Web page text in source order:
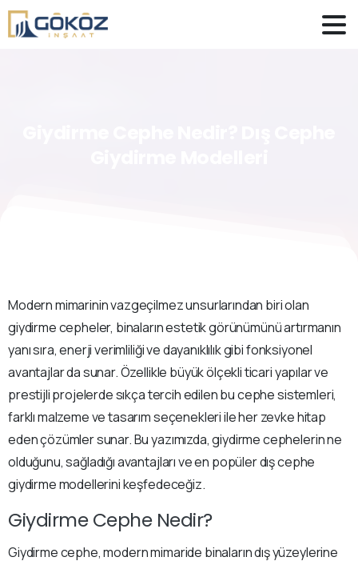
Modern mimarinin vazgeçilmez unsurlarından biri olan
giydirme cepheler, binaların estetik görünümünü artırmanın
yanı sıra, enerji verimliliği ve dayanıklılık gibi fonksiyonel
avantajlar da sunar. Özellikle büyük ölçekli ticari yapılar ve
prestijli projelerde sıkça tercih edilen bu cephe sistemleri,
farklı malzeme ve tasarım seçenekleri ile her zevke hitap
eden çözümler sunar. Bu yazımızda, giydirme cephelerin ne
olduğunu, sağladığı avantajları ve en popüler dış cephe
giydirme modellerini keşfedeceğiz.
Giydirme Cephe Nedir?
Giydirme cephe, modern mimaride binaların dış yüzeylerine